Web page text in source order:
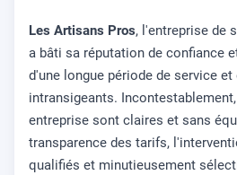
Les Artisans Pros, l'entreprise de
a bâti sa réputation de confiance
d'une longue période de service et
intransigeants.
entreprise sont claires et sans
transparence des tarifs,
qualifiés et minutieusement